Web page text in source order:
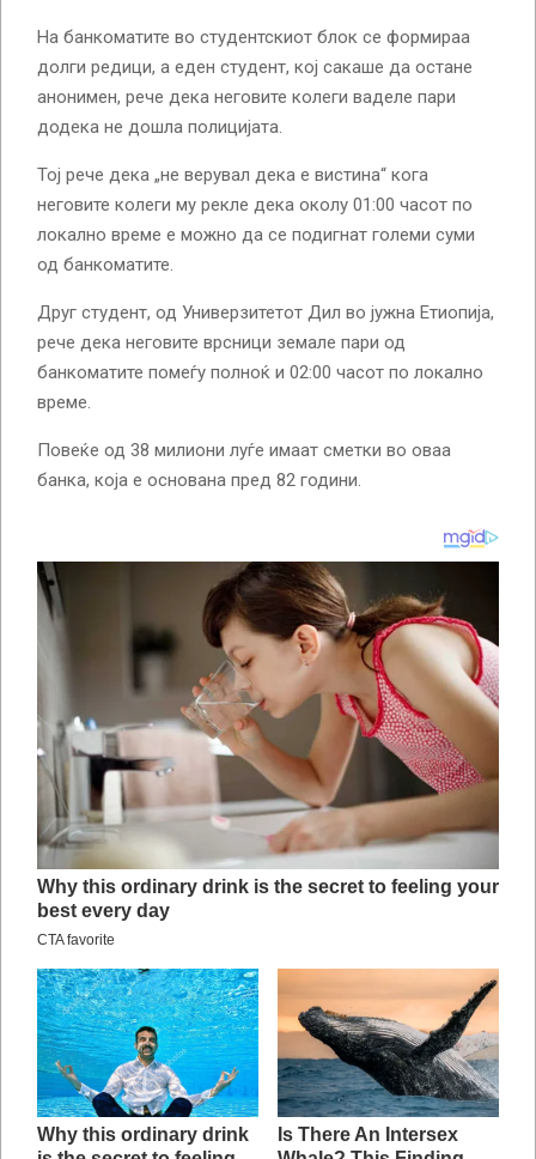
На банкоматите во студентскиот блок се формираа
долги редици, а еден студент, кој сакаше да остане
анонимен, рече дека неговите колеги ваделе пари
додека не дошла полицијата.
Тој рече дека „не верувал дека е вистина“ кога
неговите колеги му рекле дека околу 01:00 часот по
локално време е можно да се подигнат големи суми
од банкоматите.
Друг студент, од Универзитетот Дил во јужна Етиопија,
рече дека неговите врсници земале пари од
банкоматите помеѓу полноќ и 02:00 часот по локално
време.
Повеќе од 38 милиони луѓе имаат сметки во оваа
банка, која е основана пред 82 години.